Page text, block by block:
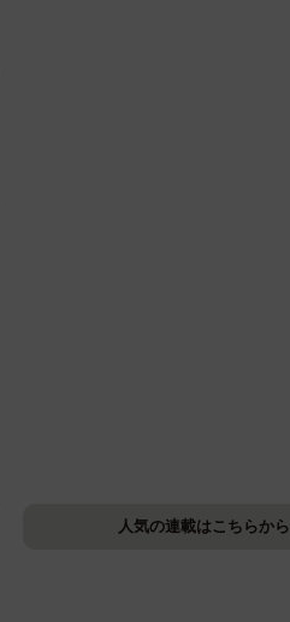
人気の連載はこちらから